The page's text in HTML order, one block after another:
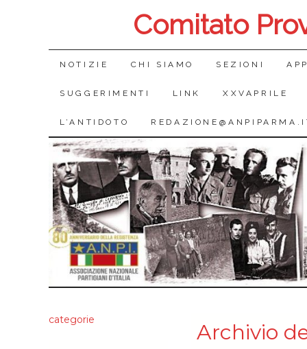
Comitato
SALTA
IL
CONTENUTO
NOTIZIE CHI SIAMO SEZIONI
SUGGERIMENTI LINK XXVAPRILE
L’ANTIDOTO
Archivio
categorie